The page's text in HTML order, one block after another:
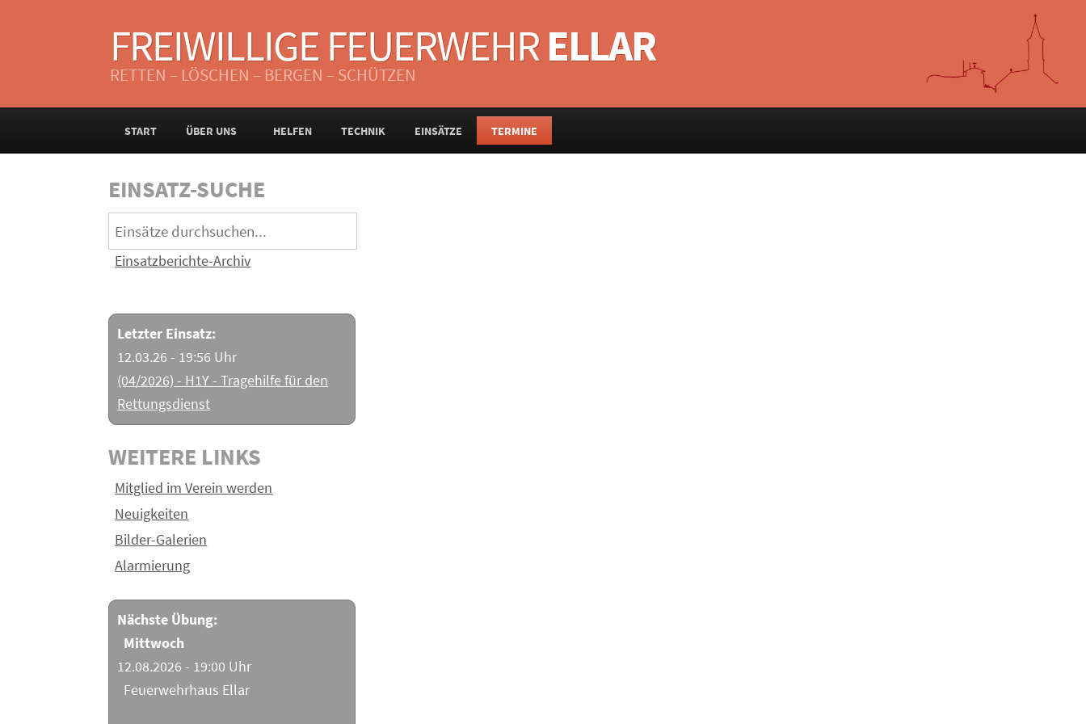
FREIWILLIGE FEUERWEHRELLAR
RETTEN – LÖSCHEN – BERGEN – SCHÜTZEN
START ÜBER UNS HELFEN TECHNIK EINSÄTZE TERMINE
EINSATZ-SUCHE
Einsatzberichte-Archiv
Letzter Einsatz:
12.03.26 - 19:56 Uhr
(04/2026) - H1Y - Tragehilfe für den
Rettungsdienst
WEITERE LINKS
Mitglied im Verein werden
Neuigkeiten
Bilder-Galerien
Alarmierung
Nächste Übung:
Mittwoch
12.08.2026 - 19:00 Uhr
Feuerwehrhaus Ellar